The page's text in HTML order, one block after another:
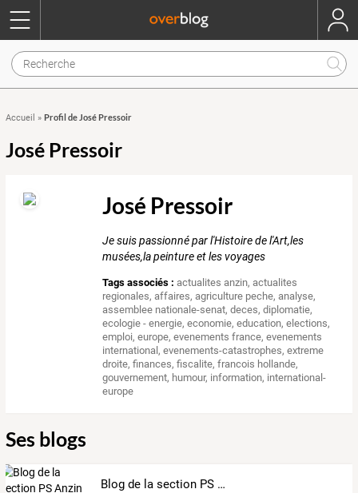
Accueil » Profil de José Pressoir
José Pressoir
José Pressoir
Je suis passionné par l'Histoire de l'Art,les
musées,la peinture et les voyages
Tags associés : actualites anzin,actualites
regionales,affaires,agriculture peche,analyse,
assemblee nationale-senat,deces,diplomatie,
ecologie - energie,economie,education,elections,
emploi,europe,evenements france,evenements
international,evenements-catastrophes,extreme
droite,finances,fiscalite,francois hollande,
gouvernement, humour, information, international-
europe
Ses blogs
Blog de la section PS Anzin